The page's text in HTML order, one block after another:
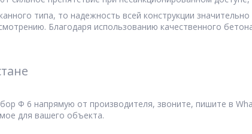
типа, то надежность всей конструкции
Благодаря использованию качественного
Ф 6 напрямую от производителя, звоните, пишите в
для вашего объекта.